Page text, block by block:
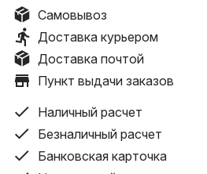
20*40мм(основные несущие
ВЕРСИЙ ЛАЙТ,ЭКОНОМ И
Высокий класс оцинковки
цельная дуга!
Поликарбонат с ДВОЙНОЙ
ультрафиолета(размер листа 6
Возможность не разбирать на
без усилий!
Самовывоз
Доставка курьером
Доставка почтой
Пункт выдачи заказов
Наличный расчет
Безналичный расчет
Банковская карточка